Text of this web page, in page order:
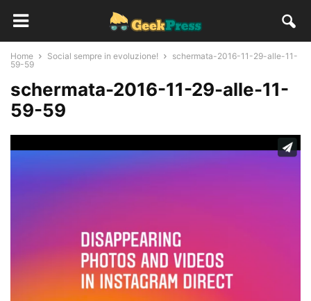
Home Social sempre in evoluzione!
schermata-2016-11-29-alle-11-
59-59
schermata-2016-11-29-alle-11-
59-59